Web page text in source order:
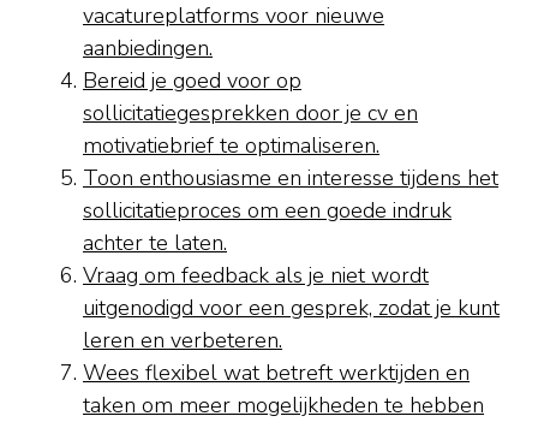
vacatureplatforms voor nieuwe
aanbiedingen.
Bereid je goed voor op
sollicitatiegesprekken door je cv en
motivatiebrief te optimaliseren.
Toon enthousiasme en interesse tijdens het
sollicitatieproces om een goede indruk
achter te laten.
Vraag om feedback als je niet wordt
uitgenodigd voor een gesprek, zodat je kunt
leren en verbeteren.
Wees flexibel wat betreft werktijden en
taken om meer mogelijkheden te hebben